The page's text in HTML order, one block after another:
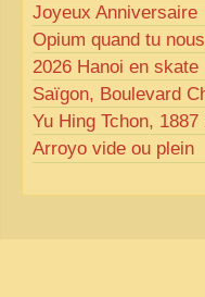
Joyeux Anniversaire
Opium quand tu
2026 Hanoi en skate
Saïgon, Boulevard
Yu Hing Tchon, 1887
Arroyo vide ou plein